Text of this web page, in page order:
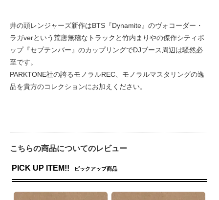
井の頭レンジャーズ新作はBTS『Dynamite』のヴォコーダー・
ラガverという荒唐無稽なトラックと竹内まりやの傑作シティポ
ップ『セプテンバー』のカップリングでDJブース周辺は騒然必
至です。
PARKTONE社の誇るモノラルREC、モノラルマスタリングの逸
品を貴方のコレクションにお加えください。
こちらの商品についてのレビュー
PICK UP ITEM!! ピックアップ商品